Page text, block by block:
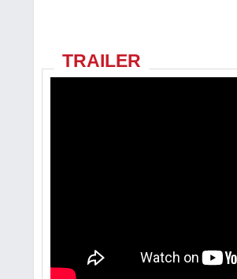
TRAILER